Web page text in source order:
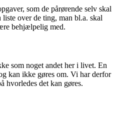
som de pårørende selv skal
over de ting, man bl.a. skal
behjælpelig med.
som noget andet her i livet. En
kan ikke gøres om. Vi har derfor
hvorledes det kan gøres.